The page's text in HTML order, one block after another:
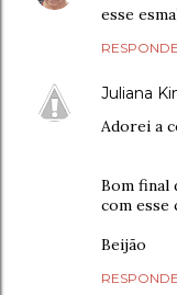
esse
Juliana
Adorei a
Bom final
com esse
Beijão